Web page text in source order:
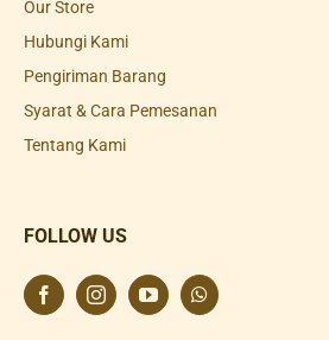
Our Store
Hubungi Kami
Pengiriman Barang
Syarat & Cara Pemesanan
Tentang Kami
FOLLOW US